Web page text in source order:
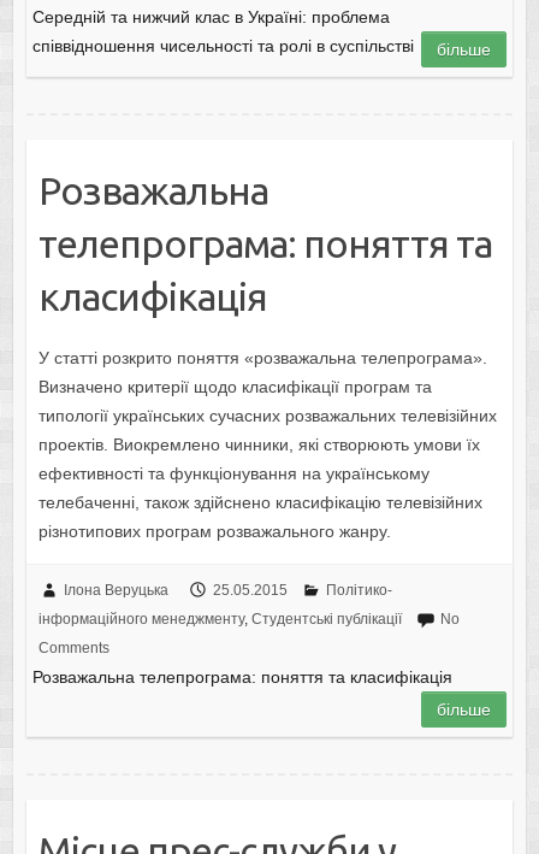
Середній та нижчий клас в Україні: проблема
співвідношення чисельності та ролі в суспільстві
більше
Розважальна
телепрограма: поняття та
класифікація
У статті розкрито поняття «розважальна телепрограма».
Визначено критерії щодо класифікації програм та
типології українських сучасних розважальних телевізійних
проектів. Виокремлено чинники, які створюють умови їх
ефективності та функціонування на українському
телебаченні, також здійснено класифікацію телевізійних
різнотипових програм розважального жанру.
Ілона Веруцька 25.05.2015
Політико-
інформаційного менеджменту, Студентські публікації
No
Comments
Розважальна телепрограма: поняття та класифікація
більше